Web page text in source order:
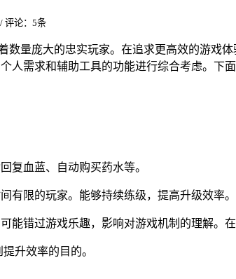
评论：5条
数量庞大的忠实玩家。在追求更高效的游戏
人需求和辅助工具的功能进行综合考虑。下
复血蓝、自动购买药水等。
有限的玩家。能够持续练级，提高升级效率。
能错过游戏乐趣，影响对游戏机制的理解。
升效率的目的。